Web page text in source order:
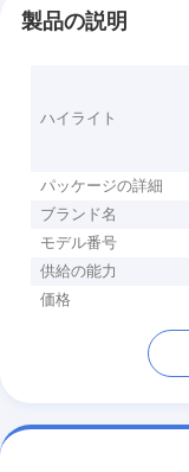
製品の説明
ハイライト
パッケージの詳細
ブランド名
モデル番号
供給の能力
価格